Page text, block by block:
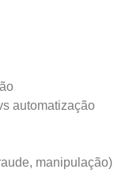
automatização
manipulação)